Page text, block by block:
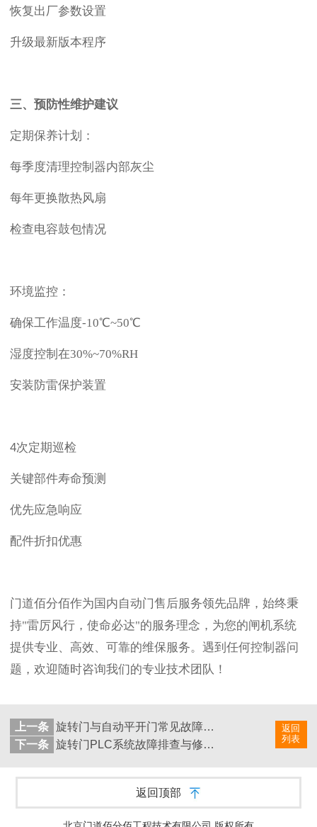
恢复出厂参数设置
升级最新版本程序
三、预防性维护建议
定期保养计划：
每季度清理控制器内部灰尘
每年更换散热风扇
检查电容鼓包情况
环境监控：
确保工作温度-10℃~50℃
湿度控制在30%~70%RH
安装防雷保护装置
4次定期巡检
关键部件寿命预测
优先应急响应
配件折扣优惠
门道佰分佰作为国内自动门售后服务领先品牌，始终秉
持"雷厉风行，使命必达"的服务理念，为您的闸机系统
提供专业、高效、可靠的维保服务。遇到任何控制器问
题，欢迎随时咨询我们的专业技术团队！
返回
列表
上一条
旋转门与自动平开门常见故障与维修指南
下一条
旋转门PLC系统故障排查与修复，保障门体智能运行
返回顶部